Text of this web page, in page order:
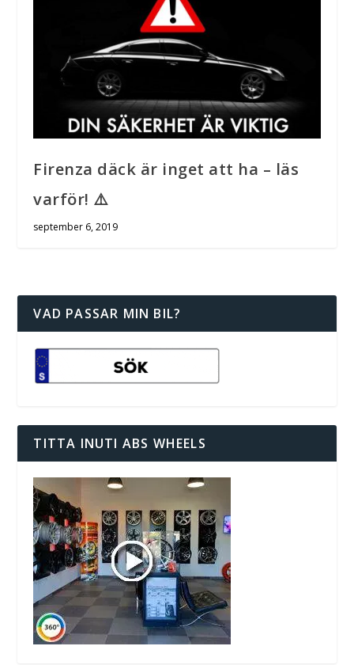
Firenza däck är inget att ha – läs
varför! ⚠️
september 6, 2019
VAD PASSAR MIN BIL?
TITTA INUTI ABS WHEELS